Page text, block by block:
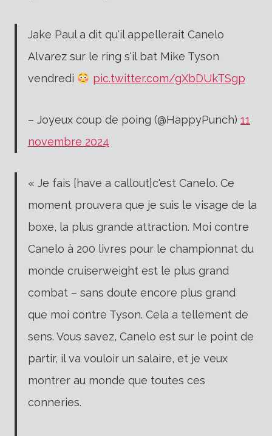
Jake Paul a dit qu'il appellerait Canelo
Alvarez sur le ring s'il bat Mike Tyson
vendredi
pic.twitter.com/gXbDUkTSgp
– Joyeux coup de poing (@HappyPunch) 11
novembre 2024
« Je fais [have a callout]c'est Canelo. Ce
moment prouvera que je suis le visage de la
boxe, la plus grande attraction. Moi contre
Canelo à 200 livres pour le championnat du
monde cruiserweight est le plus grand
combat – sans doute encore plus grand
que moi contre Tyson. Cela a tellement de
sens. Vous savez, Canelo est sur le point de
partir, il va vouloir un salaire, et je veux
montrer au monde que toutes ces
conneries.